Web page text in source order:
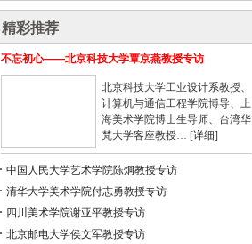
精彩推荐
不忘初心——北京科技大学覃京燕教授专访
北京科技大学工业设计系教授、
计算机与通信工程学院博导、上
海美术学院博士生导师、台湾华
梵大学客座教授… [详细]
中国人民大学艺术学院陈炯教授专访
清华大学美术学院付志勇教授专访
四川美术学院谢亚平教授专访
北京邮电大学侯文军教授专访